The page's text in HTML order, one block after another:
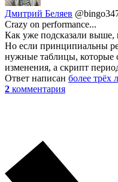
Дмитрий Беляев
Crazy on performance...
Как уже подсказали выше,
Но если принципиальны
нужные таблицы, которые
изменения, а скрипт
Ответ написан более трёх
2 комментария